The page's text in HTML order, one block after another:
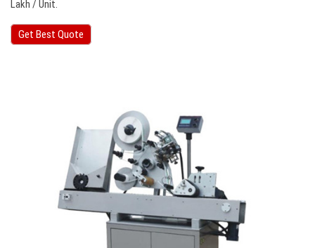
Lakh / Unit.
Get Best Quote